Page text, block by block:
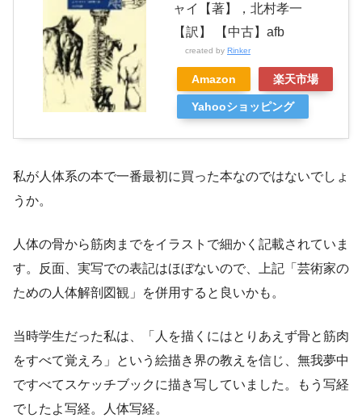
ャイ【著】，北村孝一
【訳】 【中古】afb
created by Rinker
Amazon 楽天市場
Yahooショッピング
私が人体系の本で一番最初に買った本なのではないでしょ
うか。
人体の骨から筋肉までをイラストで細かく記載されていま
す。反面、実写での表記はほぼないので、上記「芸術家の
ための人体解剖図観」を併用すると良いかも。
当時学生だった私は、「人を描くにはとりあえず骨と筋肉
をすべて覚えろ」という絵描き界の教えを信じ、無我夢中
ですべてスケッチブックに描き写していました。もう写経
でしたよ写経。人体写経。